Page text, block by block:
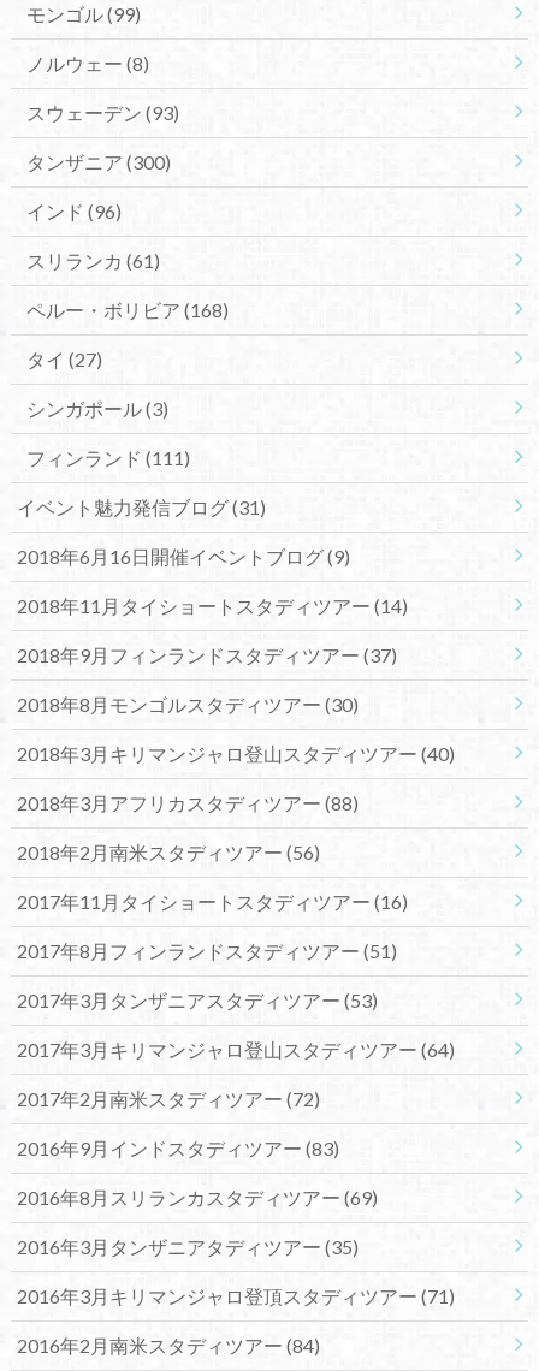
モンゴル(99)
ノルウェー (8)
スウェーデン (93)
タンザニア (300)
インド (96)
スリランカ (61)
ペルー・ボリビア (168)
タイ (27)
シンガポール(3)
フィンランド (111)
イベント魅力発信ブログ(31)
2018年6月16日開催イベントブログ(9)
2018年11月タイショートスタディツアー (14)
2018年9月フィンランドスタディツアー (37)
2018年8月モンゴルスタディツアー (30)
2018年3月キリマンジャロ登山スタディツアー (40)
2018年3月アフリカスタディツアー (88)
2018年2月南米スタディツアー (56)
2017年11月タイショートスタディツアー (16)
2017年8月フィンランドスタディツアー (51)
2017年3月タンザニアスタディツアー (53)
2017年3月キリマンジャロ登山スタディツアー (64)
2017年2月南米スタディツアー (72)
2016年9月インドスタディツアー (83)
2016年8月スリランカスタディツアー (69)
2016年3月タンザニアタディツアー (35)
2016年3月キリマンジャロ登頂スタディツアー (71)
2016年2月南米スタディツアー (84)